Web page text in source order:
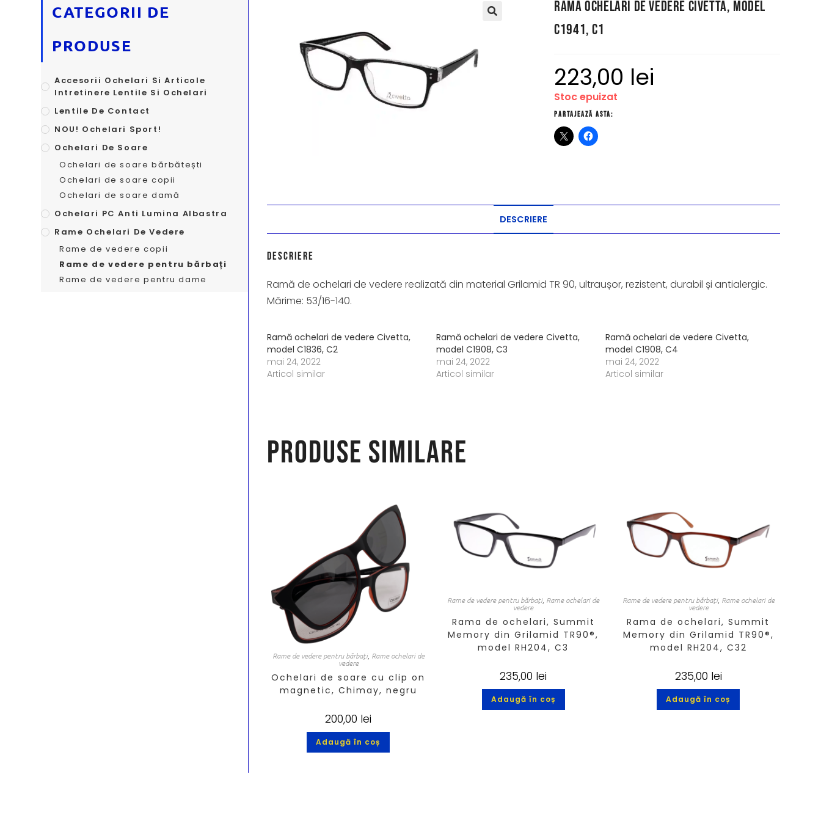
Ramă ochelari de vedere Civetta, model
C1941, C1
223,00 lei
Stoc epuizat
Partajează asta:
DESCRIERE
Descriere
Ramă de ochelari de vedere realizată din material Grilamid TR 90, ultraușor, rezistent, durabil și antialergic.
Mărime: 53/16-140.
Ramă ochelari de vedere Civetta,
model C1836, C2
mai 24, 2022
Articol similar
Ramă ochelari de vedere Civetta,
model C1908, C3
mai 24, 2022
Articol similar
Ramă ochelari de vedere Civetta,
model C1908, C4
mai 24, 2022
Articol similar
Produse similare
Rame de vedere pentru bărbați, Rame ochelari de
vedere
Ochelari de soare cu clip on
magnetic, Chimay, negru
200,00 lei
Adaugă în coș
Rame de vedere pentru bărbați, Rame ochelari de
vedere
Rama de ochelari, Summit
Memory din Grilamid TR90®,
model RH204, C3
235,00 lei
Adaugă în coș
Rame de vedere pentru bărbați, Rame ochelari de
vedere
Rama de ochelari, Summit
Memory din Grilamid TR90®,
model RH204, C32
235,00 lei
Adaugă în coș
CATEGORII DE
PRODUSE
Accesorii Ochelari Si Articole
Intretinere Lentile Si Ochelari
Lentile De Contact
NOU! Ochelari Sport!
Ochelari De Soare
Ochelari de soare bărbătești
Ochelari de soare copii
Ochelari de soare damă
Ochelari PC Anti Lumina Albastra
Rame Ochelari De Vedere
Rame de vedere copii
Rame de vedere pentru bărbați
Rame de vedere pentru dame